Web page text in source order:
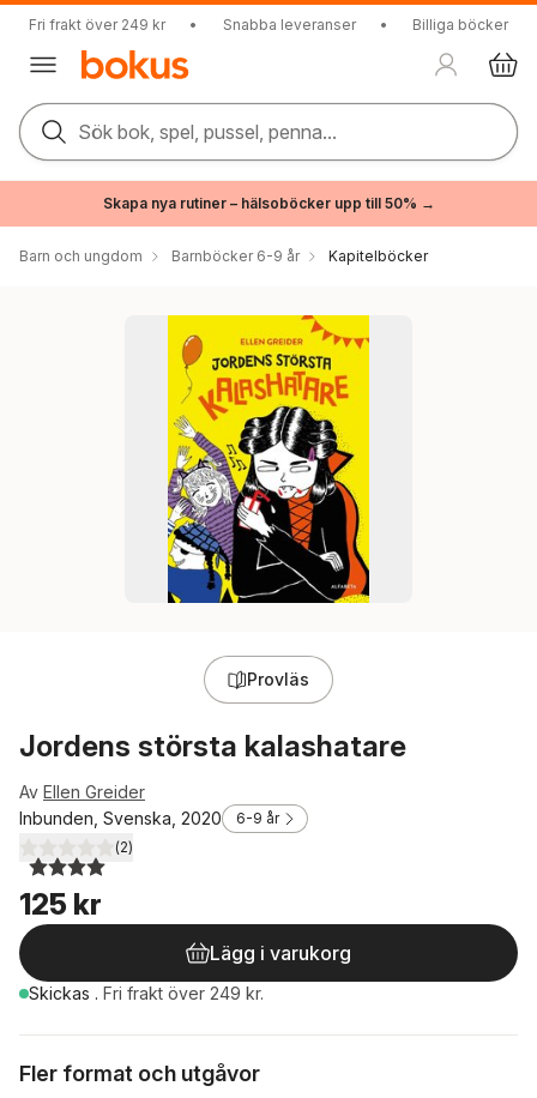
Fri frakt över 249 kr • Snabba leveranser • Billiga böcker
Sök bok, spel, pussel, penna...
Skapa nya rutiner – hälsoböcker upp till 50% →
Barn och ungdom Barnböcker 6-9 år Kapitelböcker
Provläs
Jordens största kalashatare
Av Ellen Greider
Inbunden, Svenska, 2020
6-9 år
4,0utav 5 stjärnor. Totalt antal röster:
(2)
125 kr
Lägg i varukorg
Skickas . Fri frakt över 249 kr.
Fler format och utgåvor